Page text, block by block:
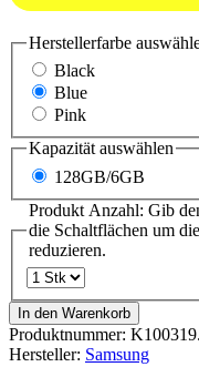
Herstellerfarbe
Black
Blue
Pink
Kapazitätauswählen
128GB/6GB
Produkt Anzahl: Gib
die Schaltflächen um
reduzieren.
In den Warenkorb
Produktnummer:
Hersteller: Samsung